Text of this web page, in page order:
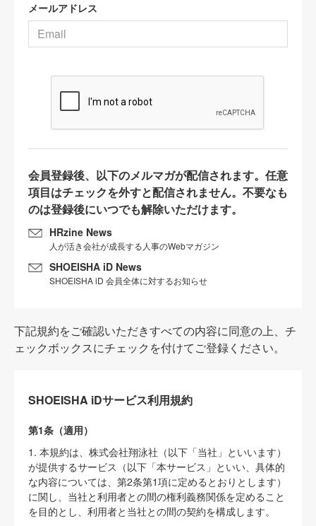
メールアドレス
会員登録後、以下のメルマガが配信されます。任意
項目はチェックを外すと配信されません。不要なも
のは登録後にいつでも解除いただけます。
HRzine News
人が活き会社が成長する人事のWebマガジン
SHOEISHA iD News
SHOEISHA iD 会員全体に対するお知らせ
下記規約をご確認いただきすべての内容に同意の上、チ
ェックボックスにチェックを付けてご登録ください。
SHOEISHA iDサービス利用規約
第1条（適用）
1. 本規約は、株式会社翔泳社（以下「当社」といいます）
が提供するサービス（以下「本サービス」といい、具体的
な内容については、第2条第1項に定めるとおりとします）
に関し、当社と利用者との間の権利義務関係を定めること
を目的とし、利用者と当社との間の契約を構成します。